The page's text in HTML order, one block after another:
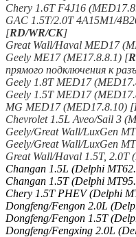
Chery 1.6T F4J16
GAC 1.5T/2.0T 4A15M1/
[RD/WR/CK]
Great Wall/Haval MED17
Geely ME17 (ME17.8.8.1) [
прямого подключения к
Geely 1.8T MED17
Geely 1.5T MED17
MG MED17 (MED17.8.10) [
Chevrolet 1.5L Aveo/Sail 3
Geely/Great Wall/LuxGen
Geely/Great Wall/LuxGen
Great Wall/Haval 1.5T, 2.0T
Changan 1.5L (Delphi
Changan 1.5T (Delphi
Chery 1.5T PHEV (Delphi
Dongfeng/Fengon 2.0L
Dongfeng/Fengon 1.5T
Dongfeng/Fengxing 2.0L